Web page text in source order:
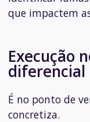
que impactem
Execução
diferencial
É no ponto de
concretiza.